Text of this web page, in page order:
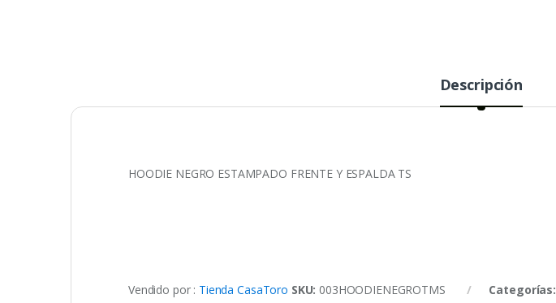
Descripción
HOODIE NEGRO ESTAMPADO FRENTE Y ESPALDA TS
Vendido por : Tienda CasaToro SKU: 003HOODIENEGROTMS Categorías: